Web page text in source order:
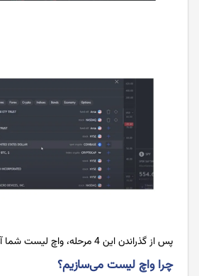
پس از گذراندن این 4 مرحله، واچ لیست شما آماده است.
چرا واچ لیست می‌سازیم؟